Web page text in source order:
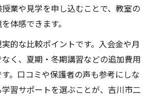
業や見学を申し込むことで、教室の
体感できます。
的な比較ポイントです。入会金や月
く、夏期・冬期講習などの追加費用
。口コミや保護者の声も参考にしな
習サポートを選ぶことが、吉川市二